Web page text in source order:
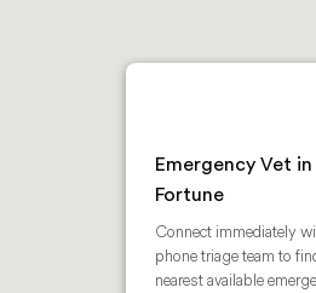
Emergency Vet
Fortune
Connect immediately
phone triage team to
nearest available